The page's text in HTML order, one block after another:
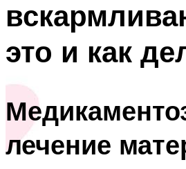
это и как
лечение